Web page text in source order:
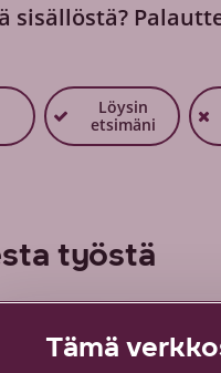
sisällöstä?
Löysin
etsimäni
työstä
Tämä